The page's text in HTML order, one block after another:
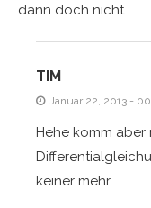
dann doch nicht.
TIM
Januar 22, 2013 -
Hehe komm
keiner mehr